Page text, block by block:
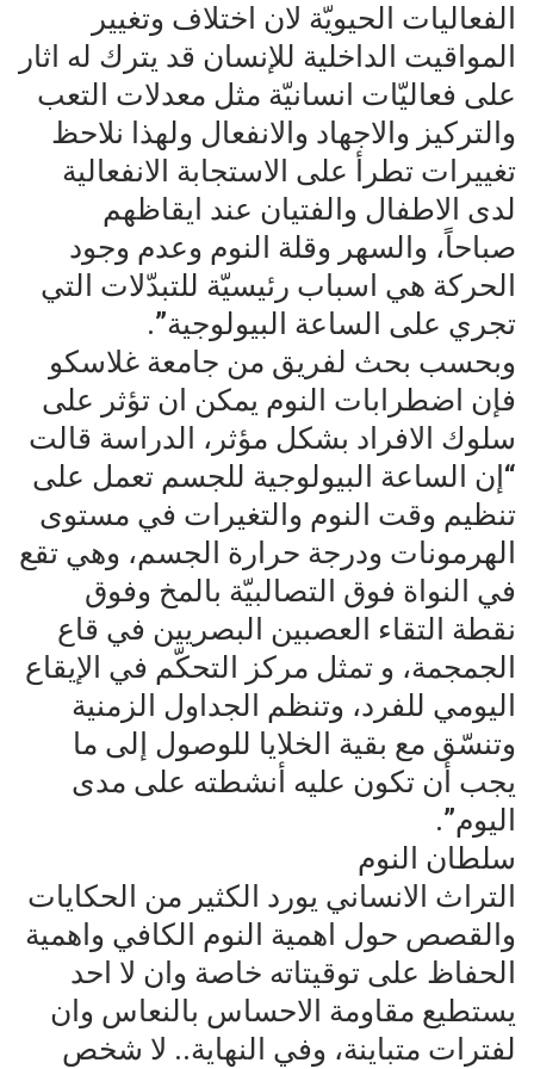
الفعاليات الحيويّة لان اختلاف وتغيير
المواقيت الداخلية للإنسان قد يترك له اثار
على فعاليّات انسانيّة مثل معدلات التعب
والتركيز والاجهاد والانفعال ولهذا نلاحظ
تغييرات تطرأ على الاستجابة الانفعالية
لدى الاطفال والفتيان عند ايقاظهم
صباحاً، والسهر وقلة النوم وعدم وجود
الحركة هي اسباب رئيسيّة للتبدّلات التي
تجري على الساعة البيولوجية”.
وبحسب بحث لفريق من جامعة غلاسكو
فإن اضطرابات النوم يمكن ان تؤثر على
سلوك الافراد بشكل مؤثر، الدراسة قالت
“إن الساعة البيولوجية للجسم تعمل على
تنظيم وقت النوم والتغيرات في مستوى
الهرمونات ودرجة حرارة الجسم، وهي تقع
في النواة فوق التصالبيّة بالمخ وفوق
نقطة التقاء العصبين البصريين في قاع
الجمجمة، و تمثل مركز التحكّم في الإيقاع
اليومي للفرد، وتنظم الجداول الزمنية
وتنسّق مع بقية الخلايا للوصول إلى ما
يجب أن تكون عليه أنشطته على مدى
اليوم”.
سلطان النوم
التراث الانساني يورد الكثير من الحكايات
والقصص حول اهمية النوم الكافي واهمية
الحفاظ على توقيتاته خاصة وان لا احد
يستطيع مقاومة الاحساس بالنعاس وان
لفترات متباينة، وفي النهاية.. لا شخص